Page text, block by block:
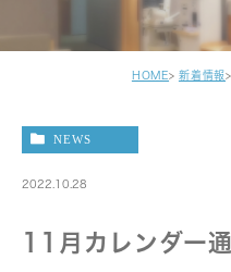
HOME 新着情報
NEWS
2022.10.28
11月カレンダー通